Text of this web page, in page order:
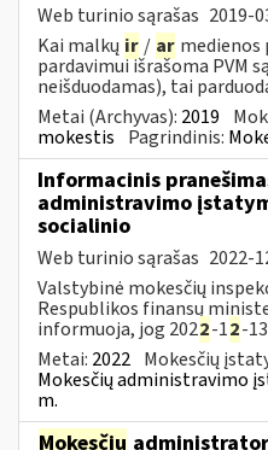
Web turinio sąrašas 2019-
Kai malkų ir / ar
pardavimui išrašoma PVM
neišduodamas), tai
Metai (Archyvas): 2019
mokestis Pagrindinis:
Informacinis
administravimo
socialinio
Web turinio sąrašas 2022-
Valstybinė mokesčių
Respublikos finansų
informuoja, jog 2022-12-
Metai: 2022 Mokesčių
Mokesčių administravimo
m.
Mokesčių